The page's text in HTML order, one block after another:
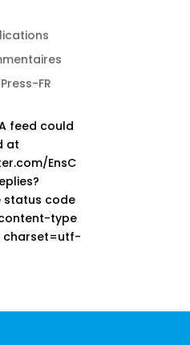
FR
feed could
at
EnsC
status code
type
charset=utf-